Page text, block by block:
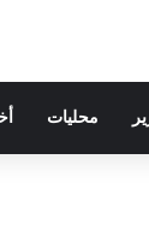
محليات